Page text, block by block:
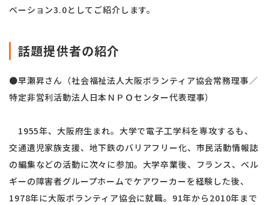
ベーション3.0としてご紹介します。
話題提供者の紹介
●早瀬昇さん（社会福祉法人大阪ボランティア協会常務理事／
特定非営利活動法人日本ＮＰＯセンター代表理事）
1955年、大阪府生まれ。大学で電子工学科を専攻するも、
交通遺児家族支援、地下鉄のバリアフリー化、市民活動情報誌
の編集などの活動に次々に参加。大学卒業後、フランス、ベル
ギーの障害者グループホームでケアワーカーを経験した後、
1978年に大阪ボランティア協会に就職。91年から2010年まで